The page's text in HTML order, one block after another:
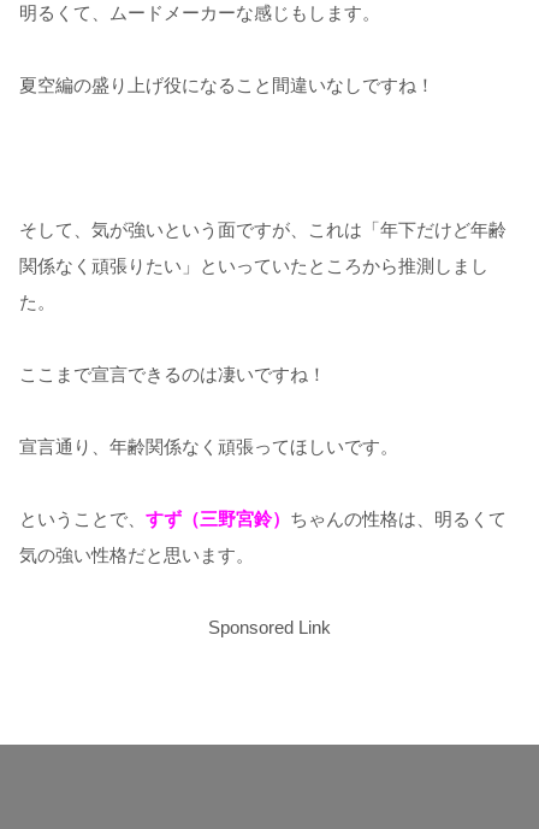
明るくて、ムードメーカーな感じもします。
夏空編の盛り上げ役になること間違いなしですね！
そして、気が強いという面ですが、これは「年下だけど年齢
関係なく頑張りたい」といっていたところから推測しまし
た。
ここまで宣言できるのは凄いですね！
宣言通り、年齢関係なく頑張ってほしいです。
ということで、 すず（三野宮鈴） ちゃんの性格は、明るくて
気の強い性格だと思います。
Sponsored Link